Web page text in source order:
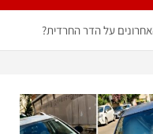
על הדר החרדית?